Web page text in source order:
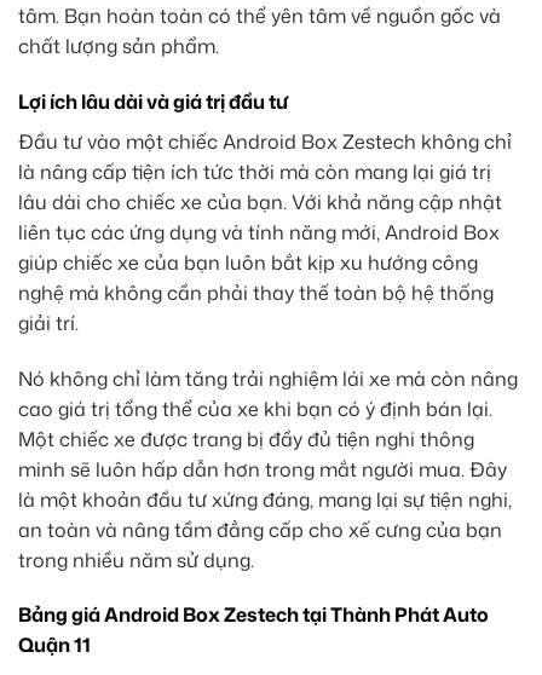
tâm. Bạn hoàn toàn có thể yên tâm về nguồn gốc và
chất lượng sản phẩm.
Lợi ích lâu dài và giá trị đầu tư
Đầu tư vào một chiếc Android Box Zestech không chỉ
là nâng cấp tiện ích tức thời mà còn mang lại giá trị
lâu dài cho chiếc xe của bạn. Với khả năng cập nhật
liên tục các ứng dụng và tính năng mới, Android Box
giúp chiếc xe của bạn luôn bắt kịp xu hướng công
nghệ mà không cần phải thay thế toàn bộ hệ thống
giải trí.
Nó không chỉ làm tăng trải nghiệm lái xe mà còn nâng
cao giá trị tổng thể của xe khi bạn có ý định bán lại.
Một chiếc xe được trang bị đầy đủ tiện nghi thông
minh sẽ luôn hấp dẫn hơn trong mắt người mua. Đây
là một khoản đầu tư xứng đáng, mang lại sự tiện nghi,
an toàn và nâng tầm đẳng cấp cho xế cưng của bạn
trong nhiều năm sử dụng.
Bảng giá Android Box Zestech tại Thành Phát Auto
Quận 11